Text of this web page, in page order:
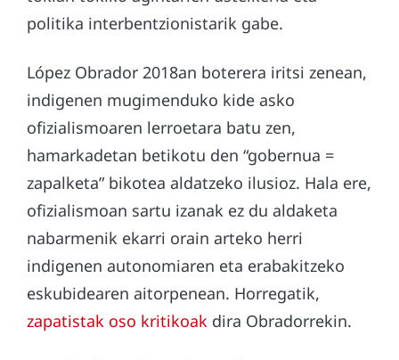
politika interbentzionistarik gabe.
López Obrador 2018an boterera iritsi zenean,
indigenen mugimenduko kide asko
ofizialismoaren lerroetara batu zen,
hamarkadetan betikotu den “gobernua =
zapalketa” bikotea aldatzeko ilusioz. Hala ere,
ofizialismoan sartu izanak ez du aldaketa
nabarmenik ekarri orain arteko herri
indigenen autonomiaren eta erabakitzeko
eskubidearen aitorpenean. Horregatik,
zapatistak oso kritikoak dira Obradorrekin.